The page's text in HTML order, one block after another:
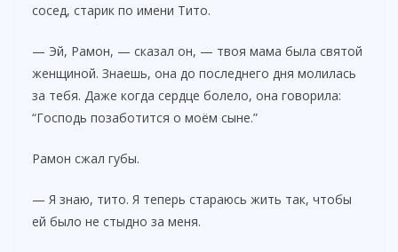
сосед, старик по имени Тито.
— Эй, Рамон, — сказал он, — твоя мама была святой
женщиной. Знаешь, она до последнего дня молилась
за тебя. Даже когда сердце болело, она говорила:
“Господь позаботится о моём сыне.”
Рамон сжал губы.
— Я знаю, тито. Я теперь стараюсь жить так, чтобы
ей было не стыдно за меня.